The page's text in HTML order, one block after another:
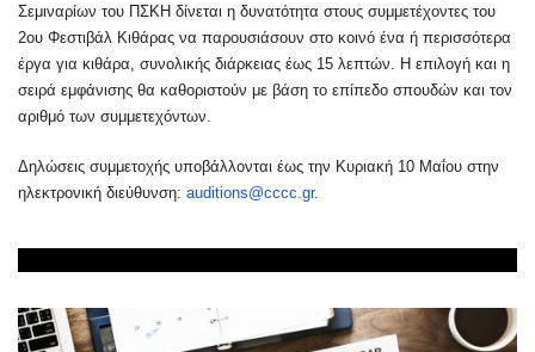
Σεμιναρίων του ΠΣΚΗ δίνεται η δυνατότητα στους συμμετέχοντες του
2ου Φεστιβάλ Κιθάρας να παρουσιάσουν στο κοινό ένα ή περισσότερα
έργα για κιθάρα, συνολικής διάρκειας έως 15 λεπτών. Η επιλογή και η
σειρά εμφάνισης θα καθοριστούν με βάση το επίπεδο σπουδών και τον
αριθμό των συμμετεχόντων.
Δηλώσεις συμμετοχής υποβάλλονται έως την Κυριακή 10 Μαΐου στην
ηλεκτρονική διεύθυνση: auditions@cccc.gr.